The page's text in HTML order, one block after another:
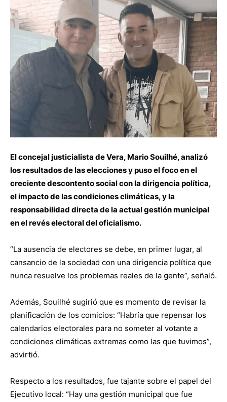
El concejal justicialista de Vera, Mario Souilhé, analizó
los resultados de las elecciones y puso el foco en el
creciente descontento social con la dirigencia política,
el impacto de las condiciones climáticas, y la
responsabilidad directa de la actual gestión municipal
en el revés electoral del oficialismo.
“La ausencia de electores se debe, en primer lugar, al
cansancio de la sociedad con una dirigencia política que
nunca resuelve los problemas reales de la gente”, señaló.
Además, Souilhé sugirió que es momento de revisar la
planificación de los comicios: “Habría que repensar los
calendarios electorales para no someter al votante a
condiciones climáticas extremas como las que tuvimos”,
advirtió.
Respecto a los resultados, fue tajante sobre el papel del
Ejecutivo local: “Hay una gestión municipal que fue